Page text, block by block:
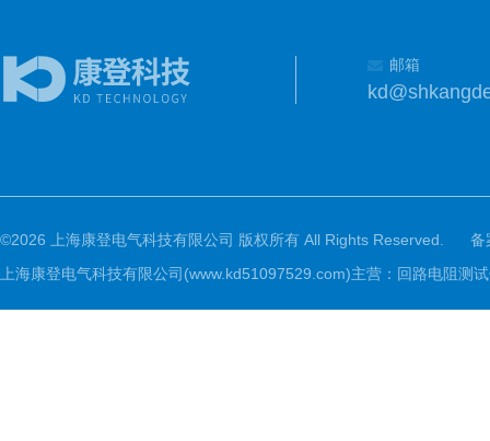
邮箱
©2026 上海康登电气科技有限公司 版权所有 All Rights Reserved.
备
上海康登电气科技有限公司(www.kd51097529.com)主营：回路电阻